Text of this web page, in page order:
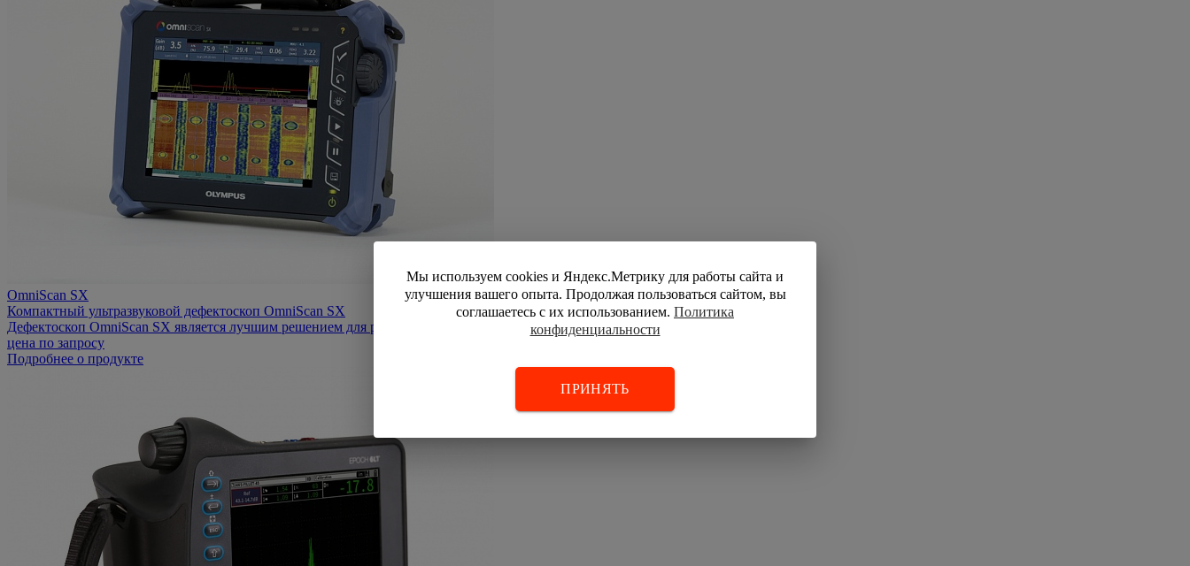
Мы используем cookies и Яндекс.Метрику для работы сайта и
улучшения вашего опыта. Продолжая пользоваться сайтом, вы
соглашаетесь с их использованием. Политика
конфиденциальности
ПРИНЯТЬ
OmniScan SX
Компактный ультразвуковой дефектоскоп OmniScan SX
Дефектоскоп OmniScan SX является лучшим решением для ручного контроля фазированной решеткой или...
цена по запросу
Подробнее о продукте